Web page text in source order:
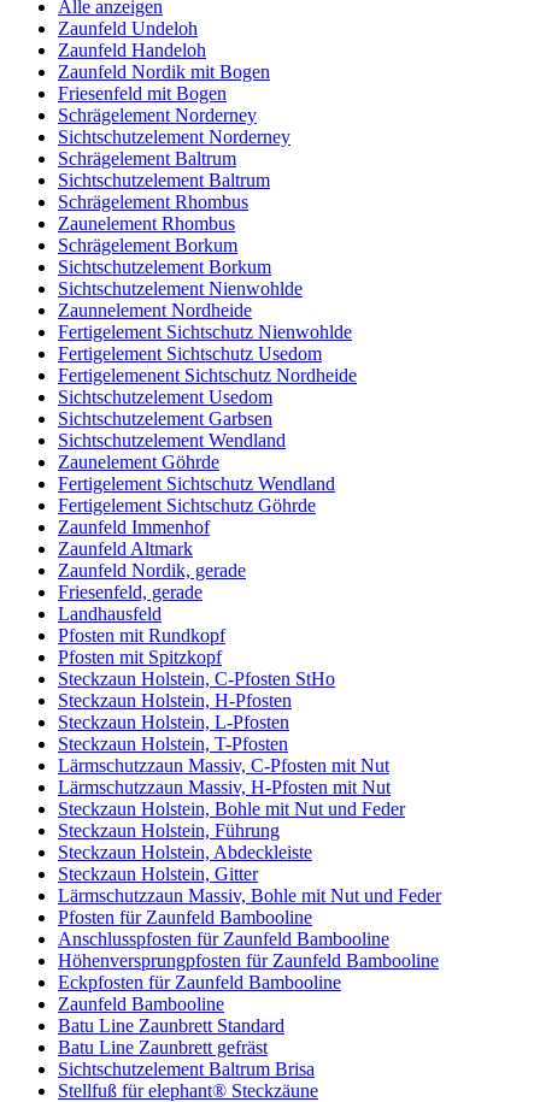
Alle anzeigen
Zaunfeld Undeloh
Zaunfeld Handeloh
Zaunfeld Nordik mit Bogen
Friesenfeld mit Bogen
Schrägelement Norderney
Sichtschutzelement Norderney
Schrägelement Baltrum
Sichtschutzelement Baltrum
Schrägelement Rhombus
Zaunelement Rhombus
Schrägelement Borkum
Sichtschutzelement Borkum
Sichtschutzelement Nienwohlde
Zaunnelement Nordheide
Fertigelement Sichtschutz Nienwohlde
Fertigelement Sichtschutz Usedom
Fertigelemenent Sichtschutz Nordheide
Sichtschutzelement Usedom
Sichtschutzelement Garbsen
Sichtschutzelement Wendland
Zaunelement Göhrde
Fertigelement Sichtschutz Wendland
Fertigelement Sichtschutz Göhrde
Zaunfeld Immenhof
Zaunfeld Altmark
Zaunfeld Nordik, gerade
Friesenfeld, gerade
Landhausfeld
Pfosten mit Rundkopf
Pfosten mit Spitzkopf
Steckzaun Holstein, C-Pfosten StHo
Steckzaun Holstein, H-Pfosten
Steckzaun Holstein, L-Pfosten
Steckzaun Holstein, T-Pfosten
Lärmschutzzaun Massiv, C-Pfosten mit Nut
Lärmschutzzaun Massiv, H-Pfosten mit Nut
Steckzaun Holstein, Bohle mit Nut und Feder
Steckzaun Holstein, Führung
Steckzaun Holstein, Abdeckleiste
Steckzaun Holstein, Gitter
Lärmschutzzaun Massiv, Bohle mit Nut und Feder
Pfosten für Zaunfeld Bambooline
Anschlusspfosten für Zaunfeld Bambooline
Höhenversprungpfosten für Zaunfeld Bambooline
Eckpfosten für Zaunfeld Bambooline
Zaunfeld Bambooline
Batu Line Zaunbrett Standard
Batu Line Zaunbrett gefräst
Sichtschutzelement Baltrum Brisa
Stellfuß für elephant® Steckzäune